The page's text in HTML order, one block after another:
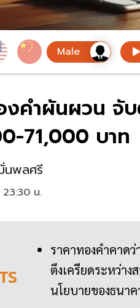
คำผันผวน จับ
71,000 บาท
นพลศรี
น.
ราคาทองคำคาด
ตึงเครียดระหว่า
นโยบายของธนา